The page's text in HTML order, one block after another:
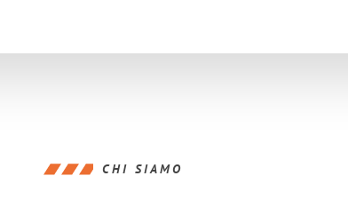
CHI SIAMO